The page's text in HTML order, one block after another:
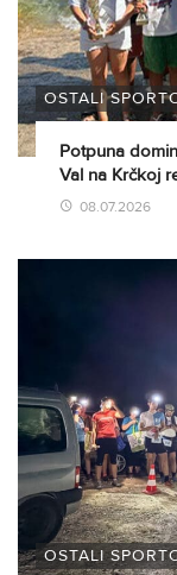
OSTALI
Potpuna
Val na Krčkoj
08.07.2026
OSTALI